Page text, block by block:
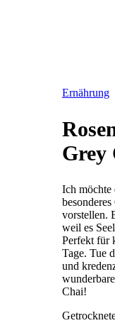
Ernährung
Grey
Ich möchte
vorstellen.
weil es
Perfekt für
Tage. Tue
und
Chai!